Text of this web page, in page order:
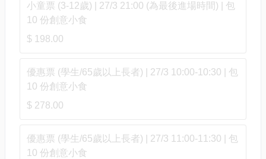
小童票 (3-12歲) | 27/3 21:00 (為最後進場時間) | 包
10 份創意小食
$ 198.00
優惠票 (學生/65歲以上長者) | 27/3 10:00-10:30 | 包
10 份創意小食
$ 278.00
優惠票 (學生/65歲以上長者) | 27/3 11:00-11:30 | 包
10 份創意小食